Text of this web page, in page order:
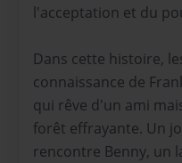
l'acceptation et du
Dans cette histoire,
connaissance de
qui rêve d'un ami
forêt effrayante. Un
rencontre Benny, un